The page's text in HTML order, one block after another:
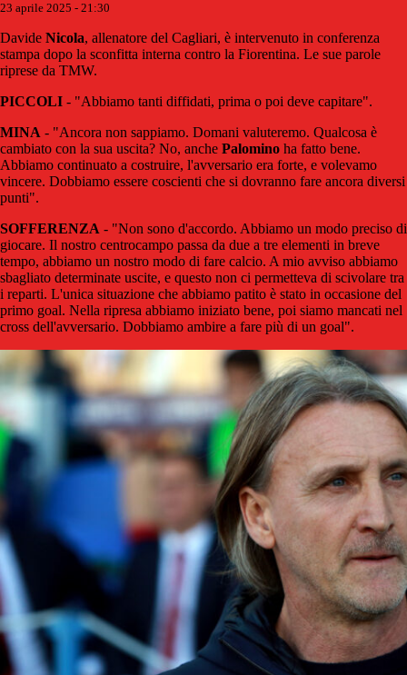
23 aprile 2025 - 21:30
Davide Nicola, allenatore del Cagliari, è intervenuto in conferenza
stampa dopo la sconfitta interna contro la Fiorentina. Le sue parole
riprese da TMW.
PICCOLI - "Abbiamo tanti diffidati, prima o poi deve capitare".
MINA - "Ancora non sappiamo. Domani valuteremo. Qualcosa è
cambiato con la sua uscita? No, anche Palomino ha fatto bene.
Abbiamo continuato a costruire, l'avversario era forte, e volevamo
vincere. Dobbiamo essere coscienti che si dovranno fare ancora diversi
punti".
SOFFERENZA - "Non sono d'accordo. Abbiamo un modo preciso di
giocare. Il nostro centrocampo passa da due a tre elementi in breve
tempo, abbiamo un nostro modo di fare calcio. A mio avviso abbiamo
sbagliato determinate uscite, e questo non ci permetteva di scivolare tra
i reparti. L'unica situazione che abbiamo patito è stato in occasione del
primo goal. Nella ripresa abbiamo iniziato bene, poi siamo mancati nel
cross dell'avversario. Dobbiamo ambire a fare più di un goal".